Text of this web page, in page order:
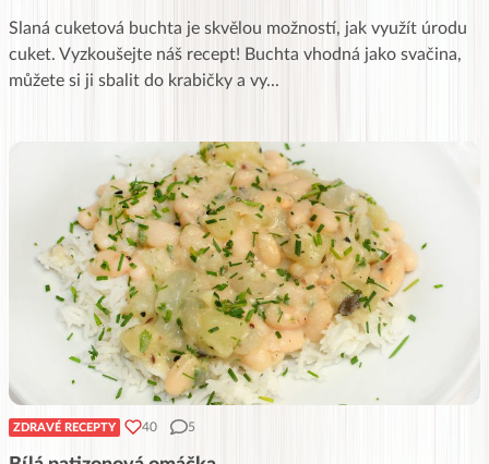
Slaná cuketová buchta je skvělou možností, jak využít úrodu
cuket. Vyzkoušejte náš recept! Buchta vhodná jako svačina,
můžete si ji sbalit do krabičky a vy...
ZDRAVÉ RECEPTY 40 5